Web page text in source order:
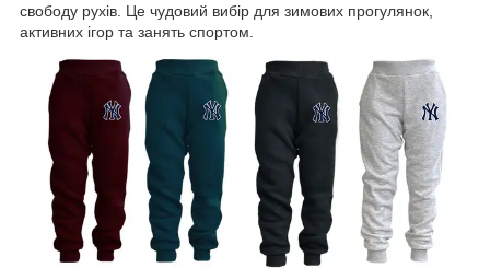
свободу рухів. Це чудовий вибір для зимових прогулянок,
активних ігор та занять спортом.